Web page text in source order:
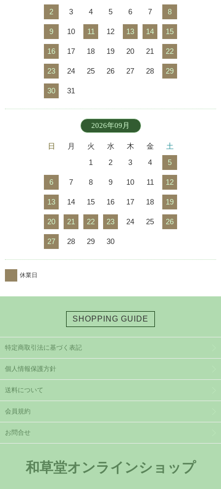
2 3 4 5 6 7 8
9 10 11 12 13 14 15
16 17 18 19 20 21 22
23 24 25 26 27 28 29
30 31
2026年09月
日 月 火 水 木 金
土
1
2 3 4 5
6 7 8 9 10 11 12
13 14 15 16 17 18 19
20 21 22 23 24 25 26
27 28 29 30
休業日
SHOPPING GUIDE
特定商取引法に基づく表記
個人情報保護方針
送料について
会員規約
お問合せ
和草堂オンラインショップ